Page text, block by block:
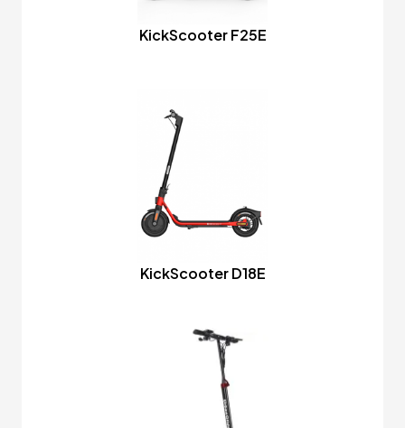
KickScooter F25E
KickScooter D18E